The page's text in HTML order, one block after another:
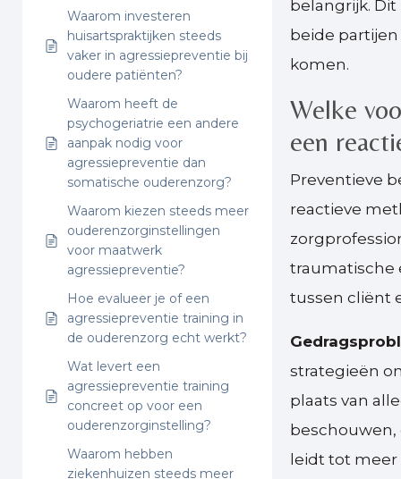
Waarom investeren
huisartspraktijken steeds
vaker in agressiepreventie bij
oudere patiënten?
Waarom heeft de
psychogeriatrie een andere
aanpak nodig voor
agressiepreventie dan
somatische ouderenzorg?
Waarom kiezen steeds meer
ouderenzorginstellingen
voor maatwerk
agressiepreventie?
Hoe evalueer je of een
agressiepreventie training in
de ouderenzorg echt werkt?
Wat levert een
agressiepreventie training
concreet op voor een
ouderenzorginstelling?
Waarom hebben
ziekenhuizen steeds meer
belangrijk.
beide
komen.
Welke
een
Preventieve
reactieve
traumatische
tussen cliënt
strategieën
plaats van
leidt tot